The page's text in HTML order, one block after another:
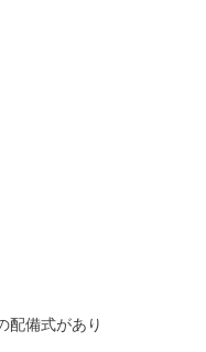
配備式があり